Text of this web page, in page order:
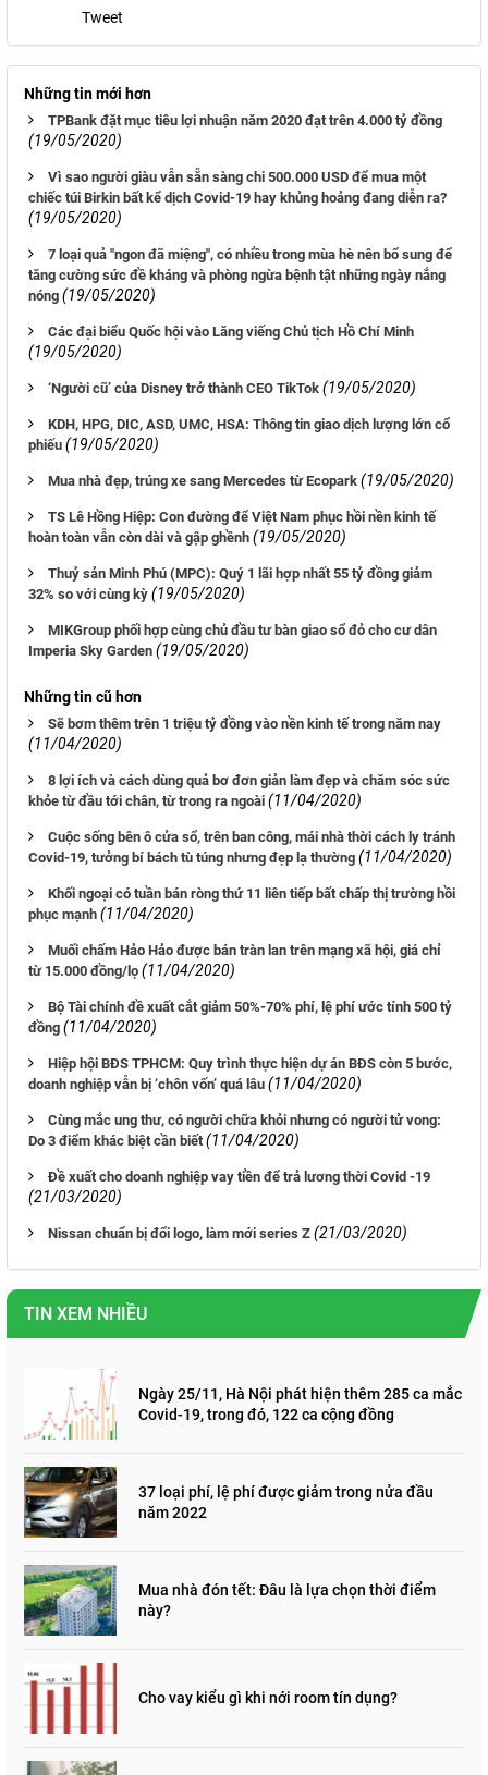
Tweet
Những tin mới hơn
TPBank đặt mục tiêu lợi nhuận năm 2020 đạt trên 4.000 tỷ đồng
(19/05/2020)
Vì sao người giàu vẫn sẵn sàng chi 500.000 USD để mua một
chiếc túi Birkin bất kể dịch Covid-19 hay khủng hoảng đang diễn ra?
(19/05/2020)
7 loại quả "ngon đã miệng", có nhiều trong mùa hè nên bổ sung để
tăng cường sức đề kháng và phòng ngừa bệnh tật những ngày nắng
nóng (19/05/2020)
Các đại biểu Quốc hội vào Lăng viếng Chủ tịch Hồ Chí Minh
(19/05/2020)
‘Người cũ’ của Disney trở thành CEO TikTok (19/05/2020)
KDH, HPG, DIC, ASD, UMC, HSA: Thông tin giao dịch lượng lớn cổ
phiếu (19/05/2020)
Mua nhà đẹp, trúng xe sang Mercedes từ Ecopark (19/05/2020)
TS Lê Hồng Hiệp: Con đường để Việt Nam phục hồi nền kinh tế
hoàn toàn vẫn còn dài và gập ghềnh (19/05/2020)
Thuỷ sản Minh Phú (MPC): Quý 1 lãi hợp nhất 55 tỷ đồng giảm
32% so với cùng kỳ (19/05/2020)
MIKGroup phối hợp cùng chủ đầu tư bàn giao sổ đỏ cho cư dân
Imperia Sky Garden (19/05/2020)
Những tin cũ hơn
Sẽ bơm thêm trên 1 triệu tỷ đồng vào nền kinh tế trong năm nay
(11/04/2020)
8 lợi ích và cách dùng quả bơ đơn giản làm đẹp và chăm sóc sức
khỏe từ đầu tới chân, từ trong ra ngoài (11/04/2020)
Cuộc sống bên ô cửa sổ, trên ban công, mái nhà thời cách ly tránh
Covid-19, tưởng bí bách tù túng nhưng đẹp lạ thường (11/04/2020)
Khối ngoại có tuần bán ròng thứ 11 liên tiếp bất chấp thị trường hồi
phục mạnh (11/04/2020)
Muối chấm Hảo Hảo được bán tràn lan trên mạng xã hội, giá chỉ
từ 15.000 đồng/lọ (11/04/2020)
Bộ Tài chính đề xuất cắt giảm 50%-70% phí, lệ phí ước tính 500 tỷ
đồng (11/04/2020)
Hiệp hội BĐS TPHCM: Quy trình thực hiện dự án BĐS còn 5 bước,
doanh nghiệp vẫn bị ‘chôn vốn’ quá lâu (11/04/2020)
Cùng mắc ung thư, có người chữa khỏi nhưng có người tử vong:
Do 3 điểm khác biệt cần biết (11/04/2020)
Đề xuất cho doanh nghiệp vay tiền để trả lương thời Covid -19
(21/03/2020)
Nissan chuẩn bị đổi logo, làm mới series Z (21/03/2020)
TIN XEM NHIỀU
Ngày 25/11, Hà Nội phát hiện thêm 285 ca mắc
Covid-19, trong đó, 122 ca cộng đồng
37 loại phí, lệ phí được giảm trong nửa đầu
năm 2022
Mua nhà đón tết: Đâu là lựa chọn thời điểm
này?
Cho vay kiểu gì khi nới room tín dụng?